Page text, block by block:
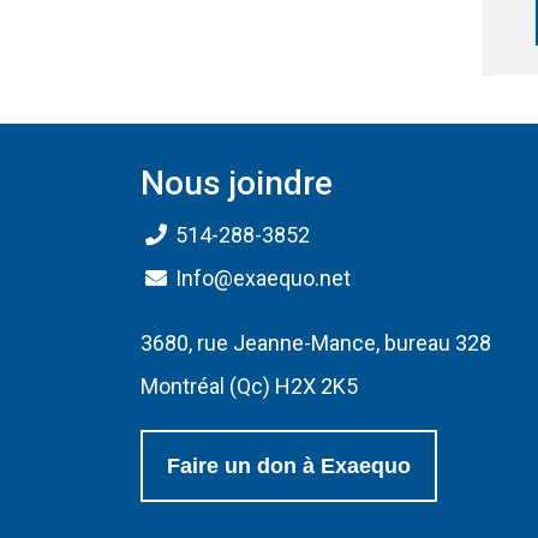
Nous joindre
514-288-3852
Info@exaequo.net
3680, rue Jeanne-Mance, bureau 328
Montréal (Qc) H2X 2K5
Faire un don à Exaequo